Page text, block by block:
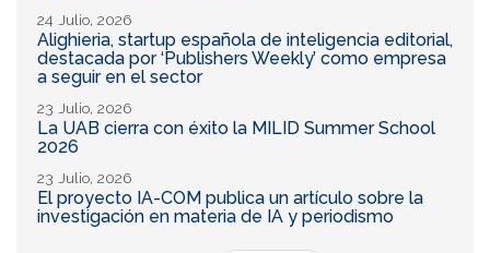
24 Julio, 2026
Alighieria, startup española de inteligencia editorial,
destacada por ‘Publishers Weekly’ como empresa
a seguir en el sector
23 Julio, 2026
La UAB cierra con éxito la MILID Summer School
2026
23 Julio, 2026
El proyecto IA-COM publica un artículo sobre la
investigación en materia de IA y periodismo